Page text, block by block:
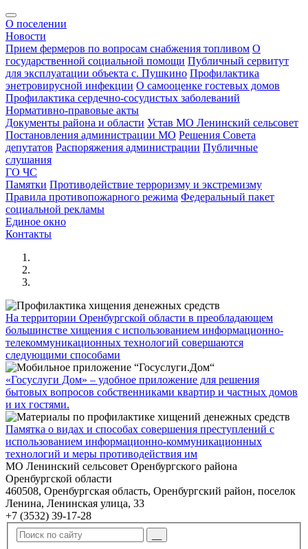
О поселении
Новости
Прием фермеров по вопросам снабжения топливом О
государственной социальной помощи Публичный сервитут
для эксплуатации объекта с. Пушкино Профилактика
энетровирусной инфекции О самооценке гостевых домов
Профилактика сердечно-сосудистых заболеваний
Нормативно-правовые акты
Документы района и области Устав МО Ленинский сельсовет
Постановления администрации МО Решения Совета
депутатов Распоряжения администрации Публичные
слушания
ГО ЧС
Памятки Противодействие терроризму и экстремизму
Правила противопожарного режима Федеральный пакет
социальной рекламы
Единое окно
Контакты
На территории Оренбургской области в преобладающем
большинстве хищения с использованием информационно-
телекоммуникационных технологий совершаются
следующими способами
«Госуслуги Дом» – удобное приложение для решения
бытовых вопросов собственниками квартир и частных домов
и их гостями.
Памятка о видах и способах совершения преступлений с
использованием информационно-коммуникационных
технологий и меры противодействия им
МО Ленинский сельсовет Оренбургского района
Оренбургской области
460508, Оренбургская область, Оренбургский район, поселок
Ленина, Ленинская улица, 33
+7 (3532) 39-17-28